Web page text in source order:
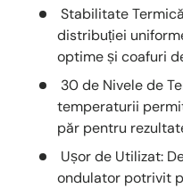
Stabilitate
distribuției
optime și coafuri
30 de Nivele de
temperaturii
păr pentru
Ușor de Utilizat:
ondulator potrivit